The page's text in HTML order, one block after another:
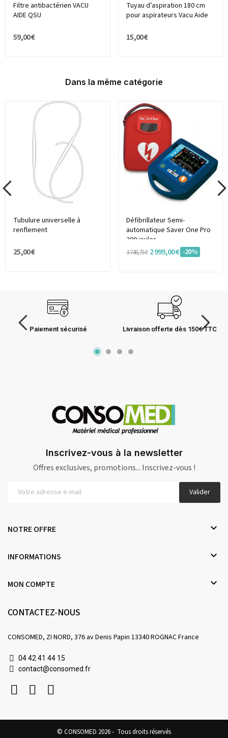
Filtre antibactérien VACU
AIDE QSU
59,00 €
Tuyau d’aspiration 180 cm
pour aspirateurs Vacu Aide
15,00 €
Dans la même catégorie
Tubulure universelle à
renflement
25,00 €
Défibrillateur Semi-
automatique Saver One Pro
200 joules
3 748,75 € 2 999,00 € -20%
Paiement sécurisé Livraison offerte dès 150€ TTC
Inscrivez-vous à la newsletter
Offres exclusives, promotions... Inscrivez-vous !
Valider
NOTRE OFFRE 
INFORMATIONS 
MON COMPTE 
CONTACTEZ-NOUS
CONSOMED, ZI NORD, 376 av Denis Papin 13340 ROGNAC France
04 42 41 44 15
contact@consomed.fr
© CONSOMED 2026 - Tous droits réservés